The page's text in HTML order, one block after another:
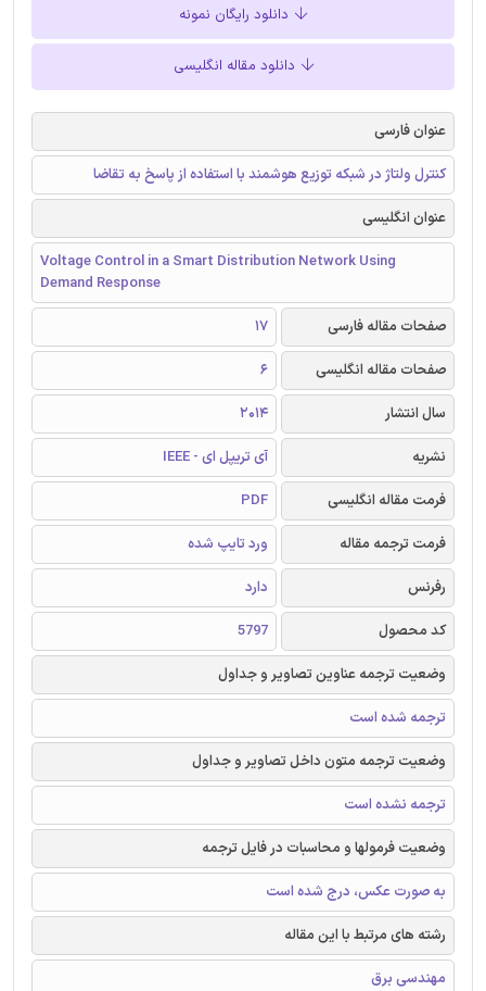
دانلود رایگان نمونه
دانلود مقاله انگلیسی
عنوان فارسی
کنترل ولتاژ در شبکه توزیع هوشمند با استفاده از پاسخ به تقاضا
عنوان انگلیسی
Voltage Control in a Smart Distribution Network Using
Demand Response
صفحات مقاله فارسی
17
صفحات مقاله انگلیسی
6
سال انتشار
2014
نشریه
آی تریپل ای - IEEE
فرمت مقاله انگلیسی
PDF
فرمت ترجمه مقاله
ورد تایپ شده
رفرنس
دارد
کد محصول
5797
وضعیت ترجمه عناوین تصاویر و جداول
ترجمه شده است
وضعیت ترجمه متون داخل تصاویر و جداول
ترجمه نشده است
وضعیت فرمولها و محاسبات در فایل ترجمه
به صورت عکس، درج شده است
رشته های مرتبط با این مقاله
مهندسی برق